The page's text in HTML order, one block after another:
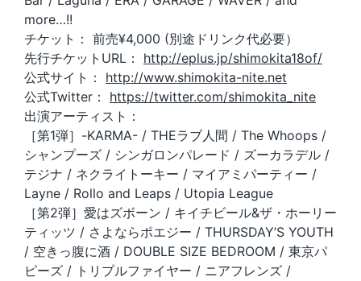
more…!!
チケット： 前売¥4,000 (別途ドリンク代必要）
先行チケットURL： http://eplus.jp/shimokita18of/
公式サイト： http://www.shimokita-nite.net
公式Twitter： https://twitter.com/shimokita_nite
出演アーティスト：
［第1弾］-KARMA- / THEラブ人間 / The Whoops /
シャンプーズ / シンガロンパレード / ズーカラデル /
テジナ / ネクライトーキー / マイアミパーティー /
Layne / Rollo and Leaps / Utopia League
［第2弾］愛はズボーン / キイチビール&ザ・ホーリー
ティッツ / さよならポエジー / THURSDAY’S YOUTH
/ 空きっ腹に酒 / DOUBLE SIZE BEDROOM / 東京パ
ピーズ / トリプルファイヤー / ニアフレンズ /